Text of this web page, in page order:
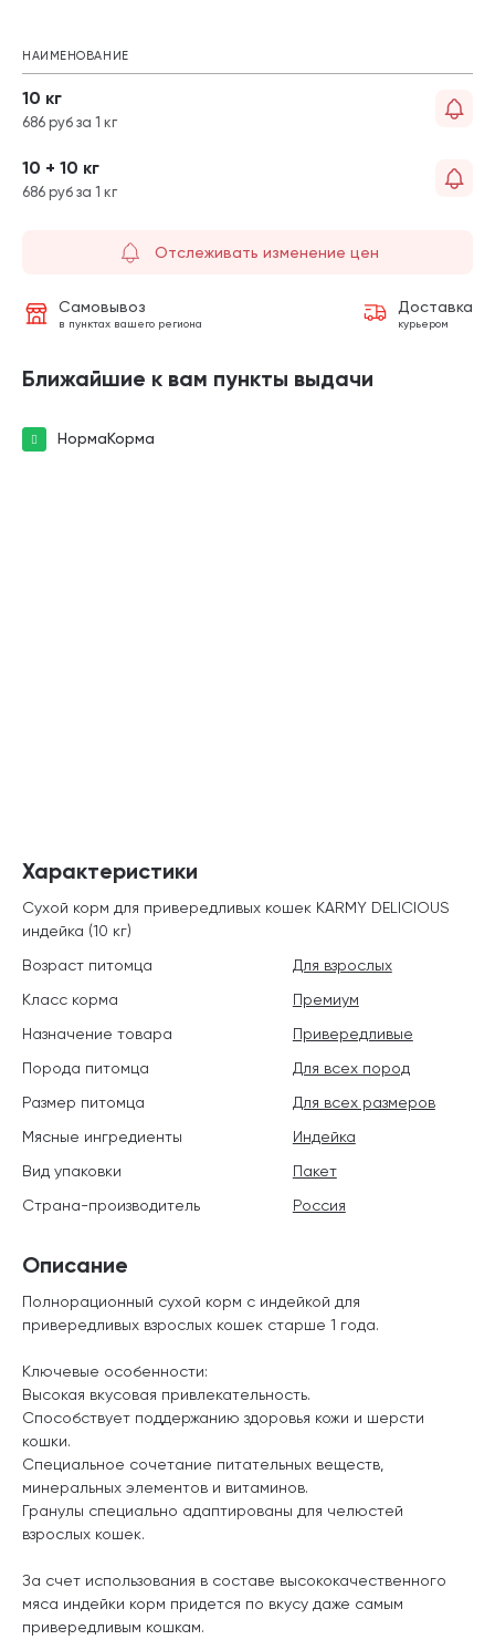
НАИМЕНОВАНИЕ
10 кг
686 руб за 1 кг
10 + 10 кг
686 руб за 1 кг
Отслеживать изменение цен
Самовывоз
в пунктах вашего региона
Доставка
курьером
Ближайшие к вам пункты выдачи
НормаКорма
Описание
Полнорационный сухой корм с индейкой для
привередливых взрослых кошек старше 1 года.
Ключевые особенности:
Высокая вкусовая привлекательность.
Способствует поддержанию здоровья кожи и шерсти
кошки.
Специальное сочетание питательных веществ,
минеральных элементов и витаминов.
Гранулы специально адаптированы для челюстей
взрослых кошек.
За счет использования в составе высококачественного
мяса индейки корм придется по вкусу даже самым
привередливым кошкам.
Характеристики
Сухой корм для привередливых кошек KARMY DELICIOUS
индейка (10 кг)
Возраст питомца
Для взрослых
Класс корма
Премиум
Назначение товара
Привередливые
Порода питомца
Для всех пород
Размер питомца
Для всех размеров
Мясные ингредиенты
Индейка
Вид упаковки
Пакет
Страна-производитель
Россия